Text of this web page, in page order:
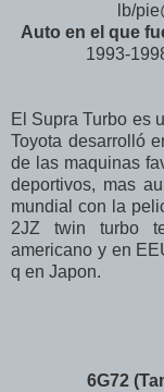
lb/
Auto en el que
1993-
El Supra Turbo es
Toyota desarrolló
de las maquinas
deportivos, mas
mundial con la
2JZ twin turbo
americano y en
q en Japon.
6G72